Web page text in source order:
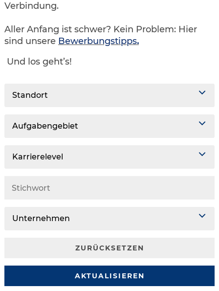
Verbindung.
Aller Anfang ist schwer? Kein Problem: Hier
sind unsere Bewerbungstipps.
Und los geht’s!
Standort
Aufgabengebiet
Karrierelevel
Unternehmen
ZURÜCKSETZEN
AKTUALISIEREN